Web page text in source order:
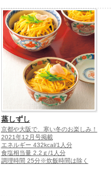
蒸しずし
京都や大阪で、寒い冬のお楽しみ！
2021年12月号掲載
エネルギー 432kcal/1人分
食塩相当量 2.2ｇ/1人分
調理時間 25分※炊飯時間は除く